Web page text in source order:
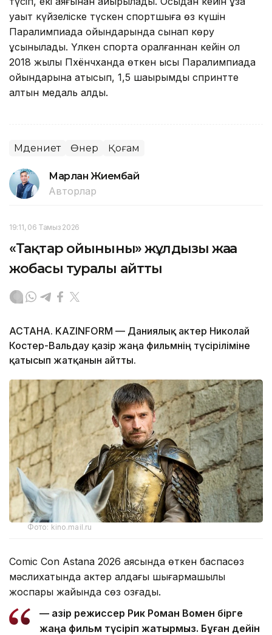
уақыт күйзеліске түскен спортшыға өз күшін
Паралимпиада ойындарында сынап көру
ұсынылады. Үлкен спортқа оралғаннан кейін ол
2018 жылы Пхёнчханда өткен қысқы Паралимпиада
ойындарына қатысып, 1,5 шақырымдық спринтте
алтын медаль алды.
Мәдениет Өнер Қоғам
Марлан Жиембай
Авторлар
19:11, 06 Тамыз 2026
«Тақтар ойынының» жұлдызы жаңа
жобасы туралы айтты
АСТАНА. KAZINFORM — Даниялық актер Николай
Костер-Вальдау қазір жаңа фильмнің түсіріліміне
қатысып жатқанын айтты.
Фото: kino.mail.ru
Comic Con Astana 2026 аясында өткен баспасөз
мәслихатында актер алдағы шығармашылық
жоспары жайында сөз қозғады.
— Қазір режиссер Рик Роман Вомен бірге
жаңа фильм түсіріп жатырмыз. Бұған дейін